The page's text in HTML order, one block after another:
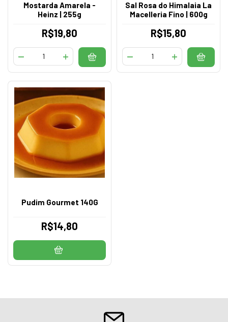
Mostarda Amarela -
Heinz | 255g
R$19,80
Sal Rosa do Himalaia La
Macelleria Fino | 600g
R$15,80
Pudim Gourmet 140G
R$14,80